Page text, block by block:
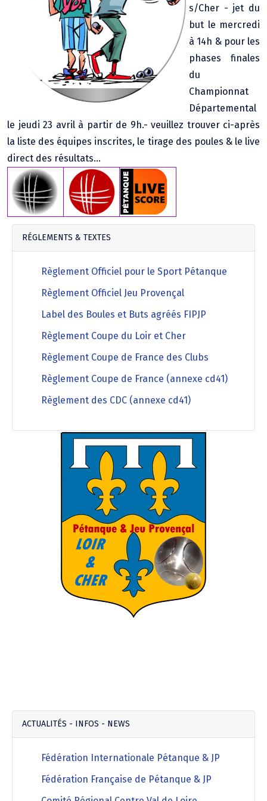
s/Cher - jet du
but le mercredi
à 14h & pour les
phases finales
du
Championnat
Départemental
le jeudi 23 avril à partir de 9h.- veuillez trouver ci-après
la liste des équipes inscrites, le tirage des poules & le live
direct des résultats...
RÉGLEMENTS & TEXTES
Règlement Officiel pour le Sport Pétanque
Règlement Officiel Jeu Provençal
Label des Boules et Buts agréés FIPJP
Règlement Coupe du Loir et Cher
Règlement Coupe de France des Clubs
Règlement Coupe de France (annexe cd41)
Règlement des CDC (annexe cd41)
ACTUALITÉS - INFOS - NEWS
Fédération Internationale Pétanque & JP
Fédération Française de Pétanque & JP
Agenda Concours Vétérans
Régionaux & Championnats de France
Résultats & Classement Division 4 B
Résultats & Classement Division 5 A
Championnat Triplettes Mixtes
Championnat Triplettes Vétérans
Palmarès Comité du Loir & Cher
Championnat Individuel Féminin
Championnat Individuel Masculin